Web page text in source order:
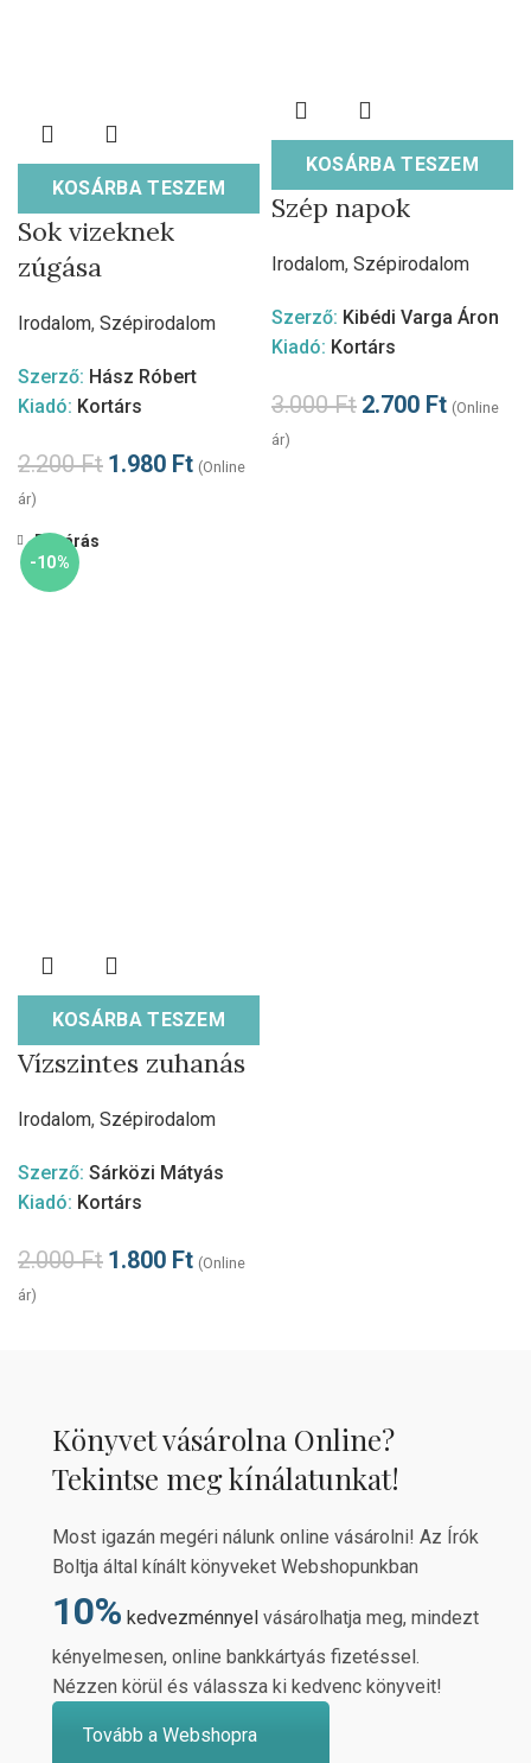
KOSÁRBA TESZEM
Sok vizeknek
zúgása
Irodalom, Szépirodalom
Szerző: Hász Róbert
Kiadó: Kortárs
2.200Ft 1.980 Ft (Online
ár)
KOSÁRBA TESZEM
Szép napok
Irodalom, Szépirodalom
Szerző: Kibédi Varga Áron
Kiadó: Kortárs
3.000Ft 2.700 Ft (Online
ár)
-10%
KOSÁRBA TESZEM
Bezárás
Vízszintes zuhanás
Irodalom, Szépirodalom
Szerző: Sárközi Mátyás
Kiadó: Kortárs
2.000Ft 1.800 Ft (Online
ár)
Könyvet vásárolna Online?
Tekintse meg kínálatunkat!
Most igazán megéri nálunk online vásárolni! Az Írók
Boltja által kínált könyveket Webshopunkban
10% kedvezménnyel vásárolhatja meg, mindezt
kényelmesen, online bankkártyás fizetéssel.
Nézzen körül és válassza ki kedvenc könyveit!
Tovább a Webshopra